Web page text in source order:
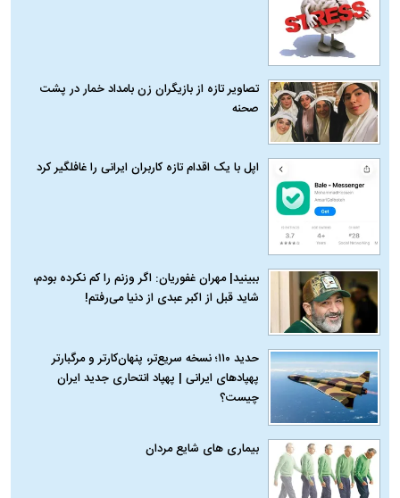
تصاویر تازه از بازیگران زن بامداد خمار در پشت
صحنه
اپل با یک اقدام تازه کاربران ایرانی را غافلگیر کرد
ببینید| مهران غفوریان: اگر وزنم را کم نکرده بودم،
شاید قبل از اکبر عبدی از دنیا می‌رفتم!
حدید ۱۱۰؛ نسخه سریع‌تر، پنهان‌کارتر و مرگبارتر
پهپادهای ایرانی | پهپاد انتحاری جدید ایران
چیست؟
بیماری‌ های شایع مردان